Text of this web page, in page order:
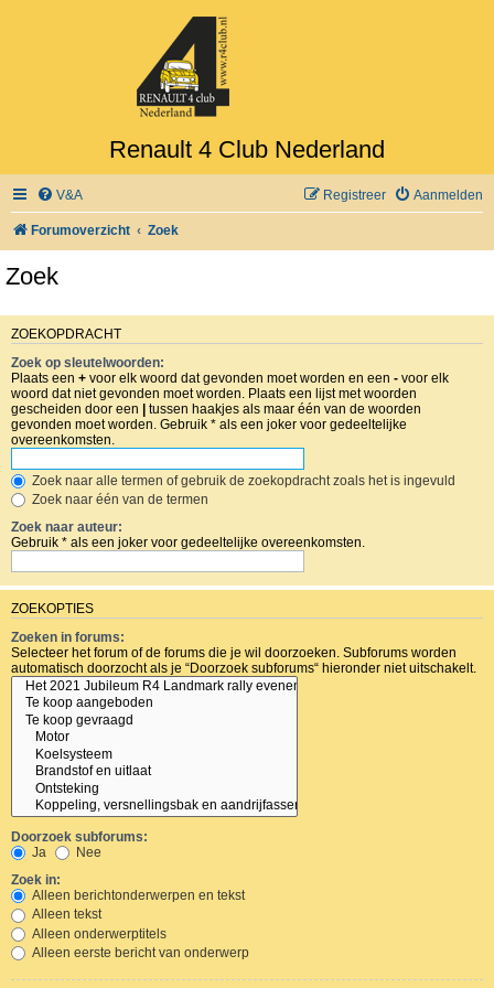
Renault 4 Club Nederland
V&A Aanmelden
Registreer
Forumoverzicht Zoek
Zoek
ZOEKOPDRACHT
Zoek op sleutelwoorden:
Plaats een + voor elk woord dat gevonden moet worden en een - voor elk
woord dat niet gevonden moet worden. Plaats een lijst met woorden
gescheiden door een | tussen haakjes als maar één van de woorden
gevonden moet worden. Gebruik * als een joker voor gedeeltelijke
overeenkomsten.
Zoek naar alle termen of gebruik de zoekopdracht zoals het is ingevuld
Zoek naar één van de termen
Zoek naar auteur:
Gebruik * als een joker voor gedeeltelijke overeenkomsten.
ZOEKOPTIES
Zoeken in forums:
Selecteer het forum of de forums die je wil doorzoeken. Subforums worden
automatisch doorzocht als je “Doorzoek subforums“ hieronder niet uitschakelt.
Doorzoek subforums:
Ja
Nee
Zoek in:
Alleen berichtonderwerpen en tekst
Alleen tekst
Alleen onderwerptitels
Alleen eerste bericht van onderwerp